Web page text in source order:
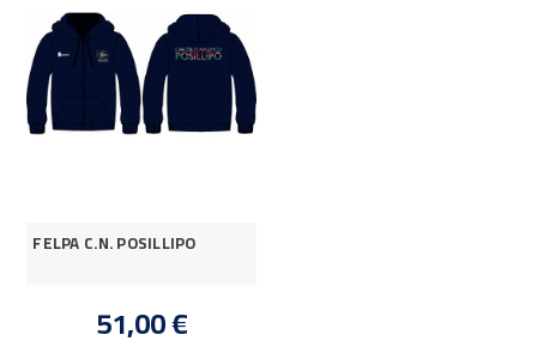
FELPA C.N. POSILLIPO
51,00 €